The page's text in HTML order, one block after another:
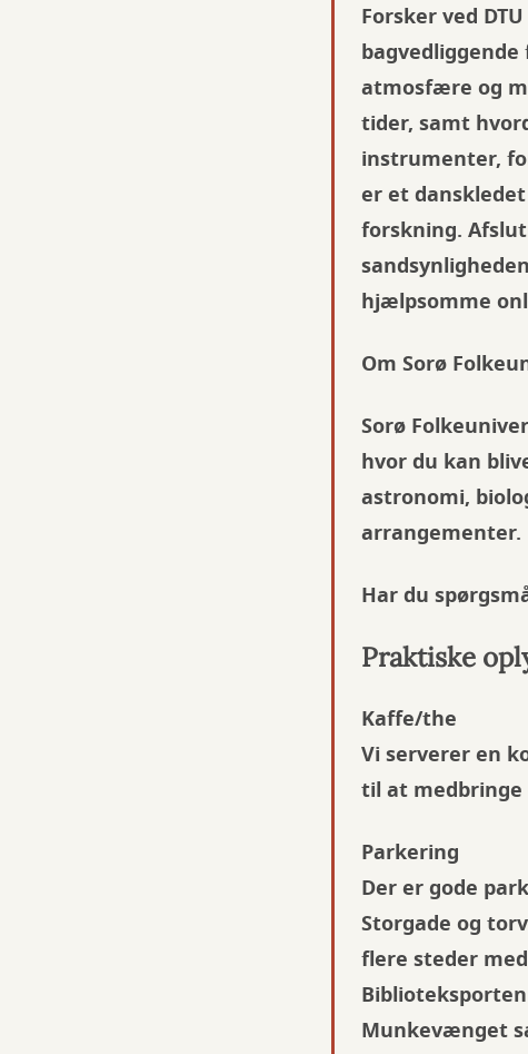
Forsker ved
atmosfære og
tider, samt
instrumenter,
er et
forskning.
hjælpsomme
Om Sorø
Sorø
hvor du kan
astronomi,
arrangementer.
Har du
Praktiske
Kaffe/the
Vi serverer en
til at medbringe
Parkering
Der er gode
Storgade og
flere steder
Munkevænget